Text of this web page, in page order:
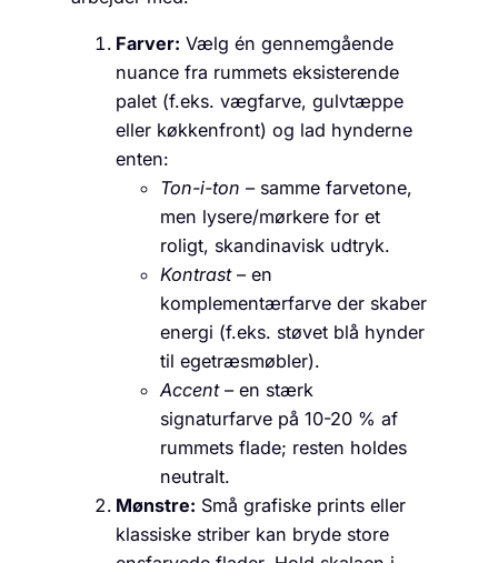
Farver: Vælg én gennemgående
nuance fra rummets eksisterende
palet (f.eks. vægfarve, gulvtæppe
eller køkkenfront) og lad hynderne
enten:
Ton-i-ton – samme farvetone,
men lysere/mørkere for et
roligt, skandinavisk udtryk.
Kontrast– en
komplementærfarve der skaber
energi (f.eks. støvet blå hynder
til egetræs­møbler).
Accent– en stærk
signaturfarve på 10-20 % af
rummets flade; resten holdes
neutralt.
Mønstre: Små grafiske prints eller
klassiske striber kan bryde store